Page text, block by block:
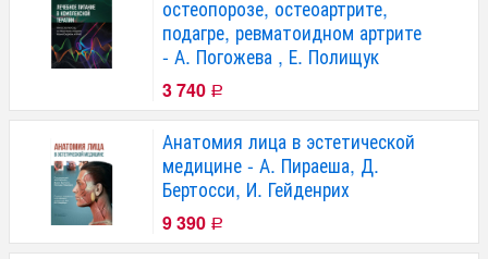
остеопорозе, остеоартрите,
подагре, ревматоидном артрите
- А. Погожева , Е. Полищук
3 740 Р
Анатомия лица в эстетической
медицине - А. Пираеша, Д.
Бертосси, И. Гейденрих
9 390 Р